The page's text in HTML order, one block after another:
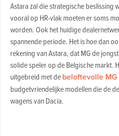
Astara zal die strategische beslissing
vooral op HR-vlak moeten er soms
worden. Ook het huidige
spannende periode. Het is hoe dan
rekening van Astara, dat MG de
solide speler op de Belgische markt.
uitgebreid met debeloftevolle
budgetvriendelijke modellen die de
wagens van Dacia.